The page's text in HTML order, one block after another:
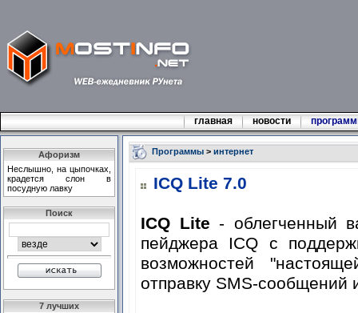
главная новости
Афоризм
Неслышно, на цыпочках,
крадется слон в
посудную лавку
Поиск
7 лучших
Программы> интернет
ICQ Lite 7.0
ICQ Lite - облегченный
пейджера ICQ с
возможностей
отправку SMS-